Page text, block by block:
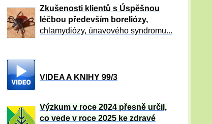
Zkušenosti klientů s Úspěšnou
léčbou především boreliózy,
chlamydiózy, únavového syndromu...
VIDEA A KNIHY 99/3
Výzkum v roce 2024 přesně určil,
co vede v roce 2025 ke zdravé